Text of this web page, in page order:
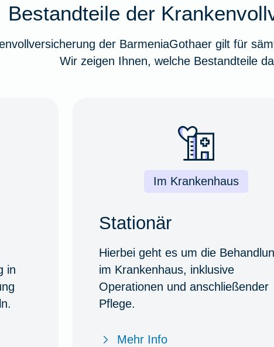
Bestandteile der
der BarmeniaGothaer gilt für
Wir zeigen Ihnen, welche Bestandteile
in
Im Krankenhaus
Stationär
Hierbei geht es um die
im Krankenhaus, inklusive
Operationen und anschließender
Pflege.
Mehr Info